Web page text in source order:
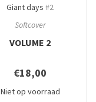
Giant days #2
Softcover
VOLUME 2
€18,00
Niet op voorraad